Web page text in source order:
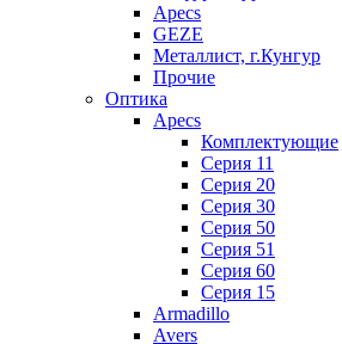
Apecs
GEZE
Металлист, г.Кунгур
Прочие
Оптика
Apecs
Комплектующие
Серия 11
Серия 20
Серия 30
Серия 50
Серия 51
Серия 60
Серия 15
Armadillo
Avers